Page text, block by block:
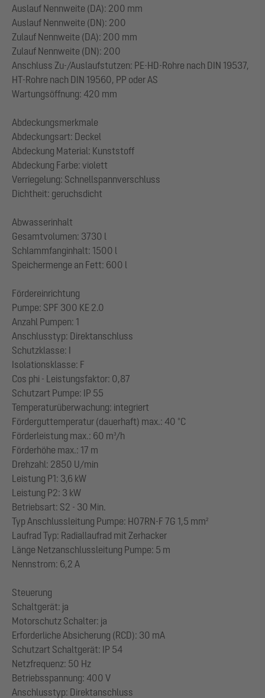
Auslauf Nennweite (DA): 200 mm
Auslauf Nennweite (DN): 200
Zulauf Nennweite (DA): 200 mm
Zulauf Nennweite (DN): 200
Anschluss Zu-/Auslaufstutzen: PE-HD-Rohre nach DIN 19537,
HT-Rohre nach DIN 19560, PP oder AS
Wartungsöffnung: 420 mm
Abdeckungsmerkmale
Abdeckungsart: Deckel
Abdeckung Material: Kunststoff
Abdeckung Farbe: violett
Verriegelung: Schnellspannverschluss
Dichtheit: geruchsdicht
Abwasserinhalt
Gesamtvolumen: 3730 l
Schlammfanginhalt: 1500 l
Speichermenge an Fett: 600 l
Fördereinrichtung
Pumpe: SPF 300 KE 2.0
Anzahl Pumpen: 1
Anschlusstyp: Direktanschluss
Schutzklasse: I
Isolationsklasse: F
Cos phi - Leistungsfaktor: 0,87
Schutzart Pumpe: IP 55
Temperaturüberwachung: integriert
Förderguttemperatur (dauerhaft) max.: 40 °C
Förderleistung max.: 60 m³/h
Förderhöhe max.: 17 m
Drehzahl: 2850 U/min
Leistung P1: 3,6 kW
Leistung P2: 3 kW
Betriebsart: S2 - 30 Min.
Typ Anschlussleitung Pumpe: H07RN-F 7G 1,5 mm²
Laufrad Typ: Radiallaufrad mit Zerhacker
Länge Netzanschlussleitung Pumpe: 5 m
Nennstrom: 6,2 A
Steuerung
Schaltgerät: ja
Motorschutz Schalter: ja
Erforderliche Absicherung (RCD): 30 mA
Schutzart Schaltgerät: IP 54
Netzfrequenz: 50 Hz
Betriebsspannung: 400 V
Anschlusstyp: Direktanschluss